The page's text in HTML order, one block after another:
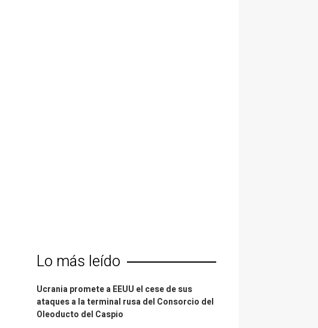
Lo más leído
Ucrania promete a EEUU el cese de sus
ataques a la terminal rusa del Consorcio del
Oleoducto del Caspio